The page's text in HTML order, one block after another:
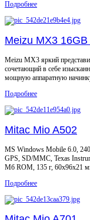
Подробнее
Meizu MX3
Meizu MX3 яркий
сочетающий в себе
мощную аппаратную
Подробнее
Mitac Mio A502
MS Windows Mobile 6.0,
GPS, SD/MMC, Texas
Мб ROM, 135 г, 60x96x21
Подробнее